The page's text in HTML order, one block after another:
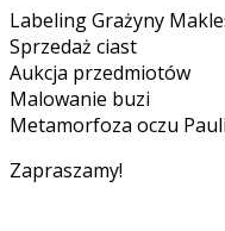
Labeling Grażyny
Sprzedaż ciast
Aukcja przedmiotów
Malowanie buzi
Metamorfoza oczu
Zapraszamy!